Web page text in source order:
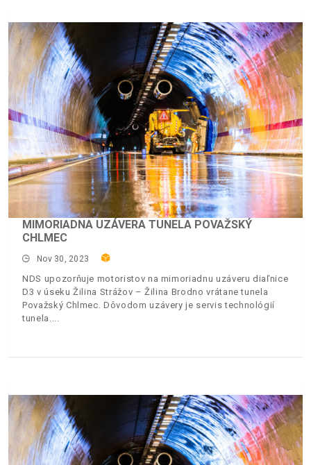
MIMORIADNA UZÁVERA TUNELA POVAŽSKÝ
CHLMEC
Nov 30, 2023
NDS upozorňuje motoristov na mimoriadnu uzáveru diaľnice
D3 v úseku Žilina Strážov – Žilina Brodno vrátane tunela
Považský Chlmec. Dôvodom uzávery je servis technológií
tunela.